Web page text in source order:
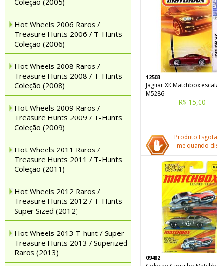
Coleção (2005)
Hot Wheels 2006 Raros /
Treasure Hunts 2006 / T-Hunts
Coleção (2006)
Hot Wheels 2008 Raros /
Treasure Hunts 2008 / T-Hunts
Coleção (2008)
Hot Wheels 2009 Raros /
Treasure Hunts 2009 / T-Hunts
Coleção (2009)
Hot Wheels 2011 Raros /
Treasure Hunts 2011 / T-Hunts
Coleção (2011)
Hot Wheels 2012 Raros /
Treasure Hunts 2012 / T-Hunts
Super Sized (2012)
Hot Wheels 2013 T-hunt / Super
Treasure Hunts 2013 / Superized
Raros (2013)
12503
Jaguar XK Matchbox
M5286
R$ 15,00
Produto
me quando
09482